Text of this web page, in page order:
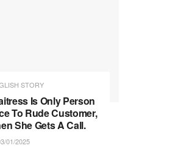
STORY
Is Only Person
To Rude Customer,
She Gets A Call.
01/2025